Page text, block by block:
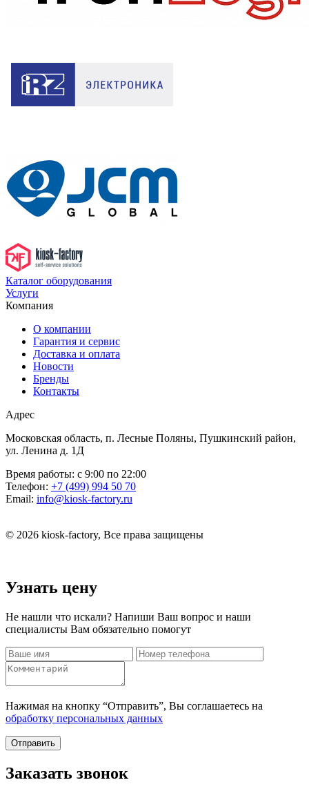
Каталог оборудования
Услуги
Компания
О компании
Гарантия и сервис
Доставка и оплата
Новости
Бренды
Контакты
Адрес
Московская область, п. Лесные Поляны, Пушкинский район,
ул. Ленина д. 1Д
Время работы: с 9:00 по 22:00
Телефон: +7 (499) 994 50 70
Email: info@kiosk-factory.ru
© 2026 kiosk-factory, Все права защищены
Узнать цену
Не нашли что искали? Напиши Ваш вопрос и наши
специалисты Вам обязательно помогут
Нажимая на кнопку “Отправить”, Вы соглашаетесь на
обработку персональных данных
Отправить
Заказать звонок